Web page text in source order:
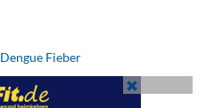
Dengue Fieber